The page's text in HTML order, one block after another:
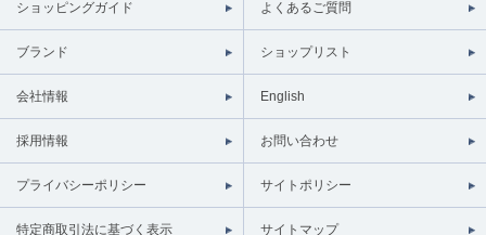
ショッピングガイド よくあるご質問
ブランド ショップリスト
会社情報 English
採用情報 お問い合わせ
プライバシーポリシー サイトポリシー
特定商取引法に基づく表示 サイトマップ